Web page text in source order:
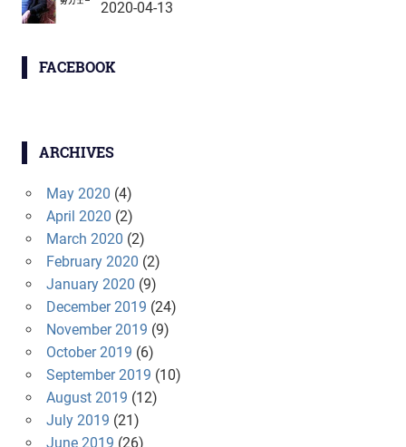
2020-04-13
FACEBOOK
ARCHIVES
May 2020 (4)
April 2020 (2)
March 2020 (2)
February 2020 (2)
January 2020 (9)
December 2019 (24)
November 2019 (9)
October 2019 (6)
September 2019 (10)
August 2019 (12)
July 2019 (21)
June 2019 (26)